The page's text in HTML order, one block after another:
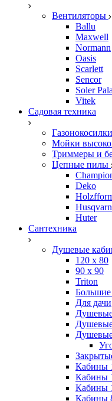
Вентиляторы
Ballu
Maxwell
Normann
Oasis
Scarlett
Sencor
Soler
Vitek
Садовая техника
Газонокосилки
Мойки
Триммеры и
Цепные пилы
Deko
Huter
Сантехника
Душевые
120 x 80
90 х 90
Triton
Для дачи
Кабины
Кабины
Кабины
Кабины